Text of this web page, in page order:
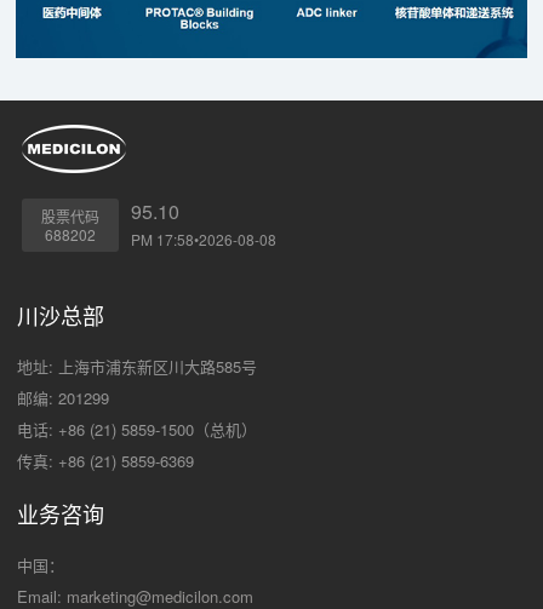
股票代码
688202
95.10
PM 17:58•2026-08-08
川沙总部
地址: 上海市浦东新区川大路585号
邮编: 201299
电话: +86 (21) 5859-1500（总机）
传真: +86 (21) 5859-6369
业务咨询
中国：
Email: marketing@medicilon.com